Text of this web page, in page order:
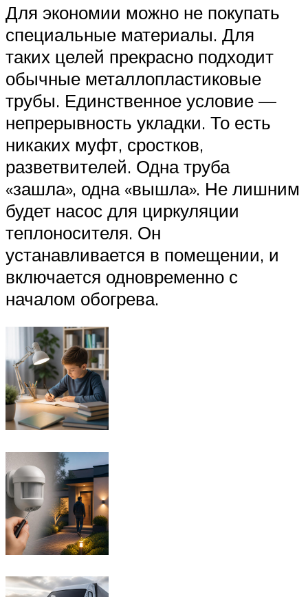
Для экономии можно не покупать
специальные материалы. Для
таких целей прекрасно подходит
обычные металлопластиковые
трубы. Единственное условие —
непрерывность укладки. То есть
никаких муфт, сростков,
разветвителей. Одна труба
«зашла», одна «вышла». Не лишним
будет насос для циркуляции
теплоносителя. Он
устанавливается в помещении, и
включается одновременно с
началом обогрева.